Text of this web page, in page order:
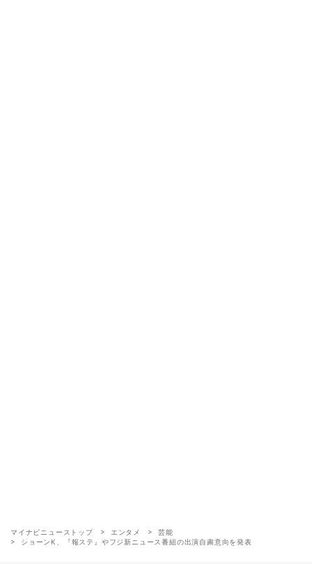
マイナビニューストップ エンタメ
芸能
ショーンK、『報ステ』やフジ新ニュース番組の出演自粛意向を発表